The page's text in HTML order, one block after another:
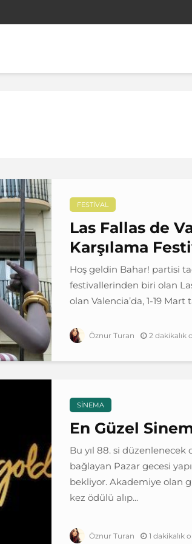
FESTIVAL
Las Fallas de
Karşılama
Hoş geldin Bahar! partisi
festivallerinden biri olan
olan Valencia’da, 1-19
Öznur Turan 2 dakikalık
SINEMA
En Güzel
Bu yıl 88. si düzenlenecek
bağlayan Pazar gecesi
bekliyor. Akademiye olan
kez ödülü alıp...
Öznur Turan 1 dakikalık